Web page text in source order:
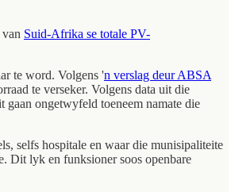
Suid-Afrika se totale PV-
te word. Volgens 'n verslag deur ABSA
te verseker. Volgens data uit die
ongetwyfeld toeneem namate die
selfs hospitale en waar die munisipaliteite
Dit lyk en funksioner soos openbare